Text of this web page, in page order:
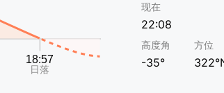
现在
22:08
高度角
-35°
方位